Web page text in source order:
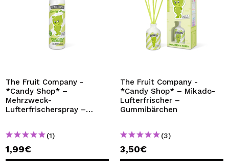
The Fruit Company -
*Candy Shop* –
Mehrzweck-
Lufterfrischerspray –
(1)
1,99€
The Fruit Company -
*Candy Shop* – Mikado-
Lufterfrischer –
Gummibärchen
(3)
3,50€